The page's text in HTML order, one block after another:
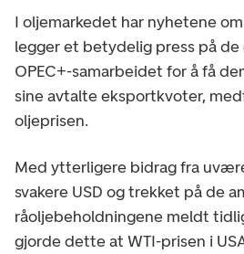
I oljemarkedet har nyhetene
legger et betydelig press på de
OPEC+-samarbeidet for å få
sine avtalte eksportkvoter,
oljeprisen.
Med ytterligere bidrag fra
svakere USD og trekket på de
råoljebeholdningene meldt
gjorde dette at WTI-prisen i